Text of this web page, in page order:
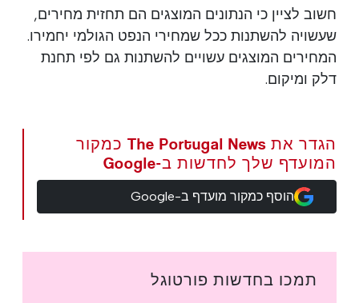
חשוב לציין כי הנתונים המוצגים הם תחזית מחירים,
שעשויה להשתנות ככל שמחירי הנפט הגולמי יחמירו.
המחירים המוצגים עשויים להשתנות גם לפי תחנת
דלק ומיקום.
הגדר את The Portugal News כמקור
המועדף שלך לחדשות ב-Google
הוסף כמקור מועדף ב-Google
תמכו בחדשות פורטוגל